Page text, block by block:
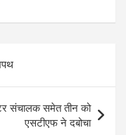
संचालक समेत तीन को
एसटीएफ ने दबोचा